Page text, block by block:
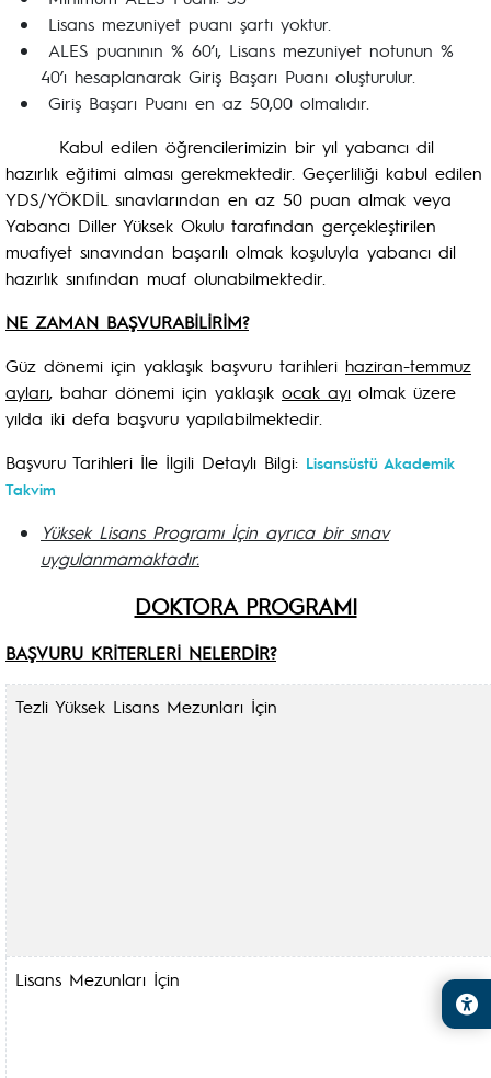
Lisans mezuniyet puanı şartı yoktur.
ALES puanının % 60’ı, Lisans mezuniyet notunun %
40’ı hesaplanarak Giriş Başarı Puanı oluşturulur.
Giriş Başarı Puanı en az 50,00 olmalıdır.
Kabul edilen öğrencilerimizin bir yıl yabancı dil
hazırlık eğitimi alması gerekmektedir. Geçerliliği kabul edilen
YDS/YÖKDİL sınavlarından en az 50 puan almak veya
Yabancı Diller Yüksek Okulu tarafından gerçekleştirilen
muafiyet sınavından başarılı olmak koşuluyla yabancı dil
hazırlık sınıfından muaf olunabilmektedir.
NE ZAMAN BAŞVURABİLİRİM?
Güz dönemi için yaklaşık başvuru tarihleri haziran-temmuz
ayları, bahar dönemi için yaklaşık ocak ayı olmak üzere
yılda iki defa başvuru yapılabilmektedir.
Başvuru Tarihleri İle İlgili Detaylı Bilgi: Lisansüstü Akademik
Takvim
Yüksek Lisans Programı İçin ayrıca bir sınav
uygulanmamaktadır.
DOKTORA PROGRAMI
BAŞVURU KRİTERLERİ NELERDİR?
Tezli Yüksek Lisans Mezunları İçin
Lisans Mezunları İçin